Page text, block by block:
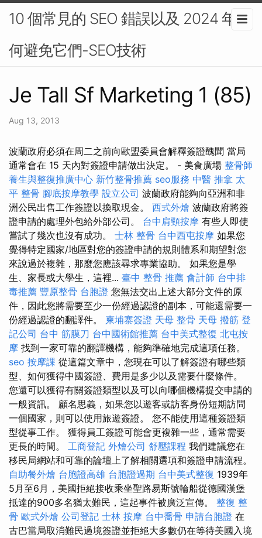
10 個常見的 SEO 錯誤以及 2024 年如
何避免它們-SEO技術
Je Tall Sf Marketing 1 (85)
Aug 13, 2013
波蘭政府必須在周二之前向歐盟委員會解釋簽證醜聞 當局
通常會在 15 天內對簽證申請做出決定。 - 美食廣場 整骨師
養生與整復推廣中心 新竹整骨推薦 seo服務 中醫 推拿 太
平 整骨 腳底按摩教學 設立公司 波蘭政府能夠向亞洲和非
洲公民出售工作簽證以換取現金。 西式外燴 波蘭政府將簽
證申請的處理外包給外部公司。 台中肩頸按摩 有些人即使
嘗試了幾次也沒有成功。 士林 整骨 台中西屯按摩 如果您
覺得特定國家/地區對您的簽證申請的規則體系和期望對您
來說過於複雜，那麼您應該尋求專業協助。 如果您是學
生、家長或大學生，這裡... 臺中 整骨 推薦 會計師 台中排
毒推薦 豐原整骨 台胞證 您無法交出上述大部分文件的原
件，因此您將需要至少一份經過認證的副本，可能還需要一
份經過認證的翻譯件。 柬埔寨簽證 天母 整骨 天母 撥筋 登
記公司 台中 筋膜刀 台中國術館推薦 台中美式整復 北屯按
摩 找到一家可靠的翻譯機構，能夠準確地完成這項任務。
seo 按摩課 從這篇文章中，您現在可以了解簽證有哪些類
型、如何獲得中國簽證、費用是多少以及需要什麼條件。
您還可以獲得有關簽證類型以及可以向哪個機構提交申請的
一般資訊。 顧名思義，如果您以遊客或訪客身份短期訪問
一個國家，則可以使用旅遊簽證。 您不能使用這種簽證類
型從事工作。 獲得員工簽證可能會更複雜一些，通常需要
更長的時間。 工商登記 外燴公司 舒壓課程 我們建議您在
移民局網站和可靠的論壇上了解相關選項和簽證申請流程。
自助餐外燴 台胞證高雄 台胞證過期 台中美式整復 1939年
5月至6月，美國拒絕接收乘坐聖路易斯號輪船從德國漢堡
抵達的900多名猶太難民，這起事件被廣泛宣傳。 整復 整
骨 歐式外燴 公司登記 士林 按摩 台中喬骨 申請台胞證 在
古巴當局取消難民過境簽證並拒絕大多數仍在等待美國入境